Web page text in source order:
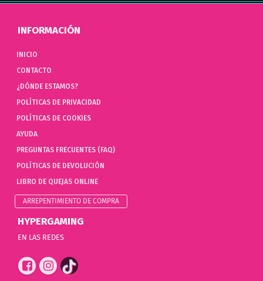
INFORMACIÓN
INICIO
CONTACTO
¿DÓNDE ESTAMOS?
POLÍTICAS DE PRIVACIDAD
POLÍTICAS DE COOKIES
AYUDA
PREGUNTAS FRECUENTES (FAQ)
POLÍTICAS DE DEVOLUCIÓN
LIBRO DE QUEJAS ONLINE
ARREPENTIMIENTO DE COMPRA
HYPERGAMING
EN LAS REDES